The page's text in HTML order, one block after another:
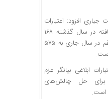
افزود: اعتبارات
ملی و استانی تخصیص‌یافته در سال گذشته ۱۶۸
میلیارد ریال بوده که این رقم در سال جاری به ۵۷۵
ابلاغی بیانگر عزم
حل چالش‌های
است.